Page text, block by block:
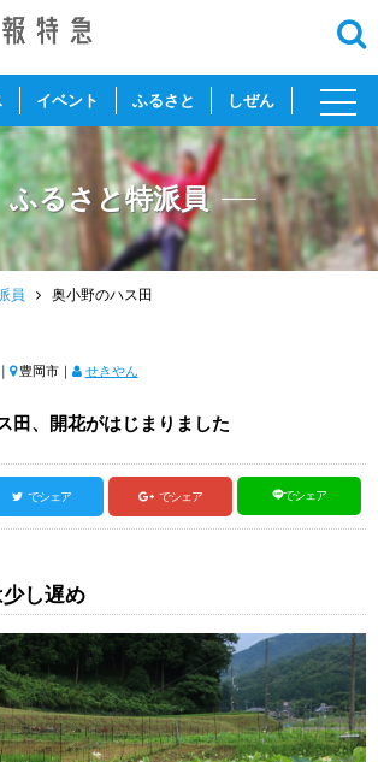
イベント ふるさと しぜん
toggle
ふるさと特派員
員 奥小野のハス田
｜ 豊岡市｜ せきやん
田、開花がはじまりました
でシェア でシェア でシェア
し遅め